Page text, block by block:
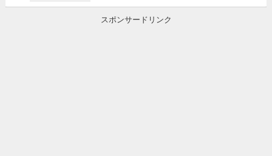
スポンサードリンク